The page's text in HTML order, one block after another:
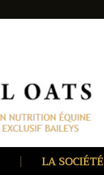
LA SOCIÉTÉ